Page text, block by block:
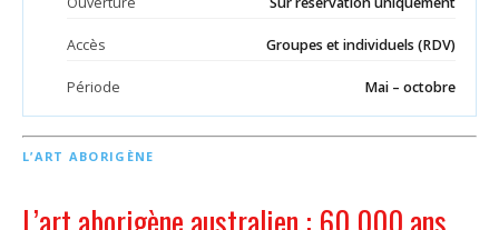
Accès Groupes et individuels (RDV)
Période Mai – octobre
L’ART ABORIGÈNE
L’art aborigène australien : 60 000 ans